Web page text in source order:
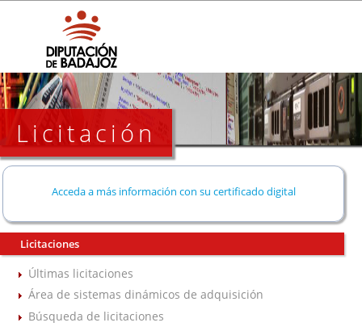
Licitación
Acceda a más información con su certificado digital
Licitaciones
Últimas licitaciones
Área de sistemas dinámicos de adquisición
Búsqueda de licitaciones